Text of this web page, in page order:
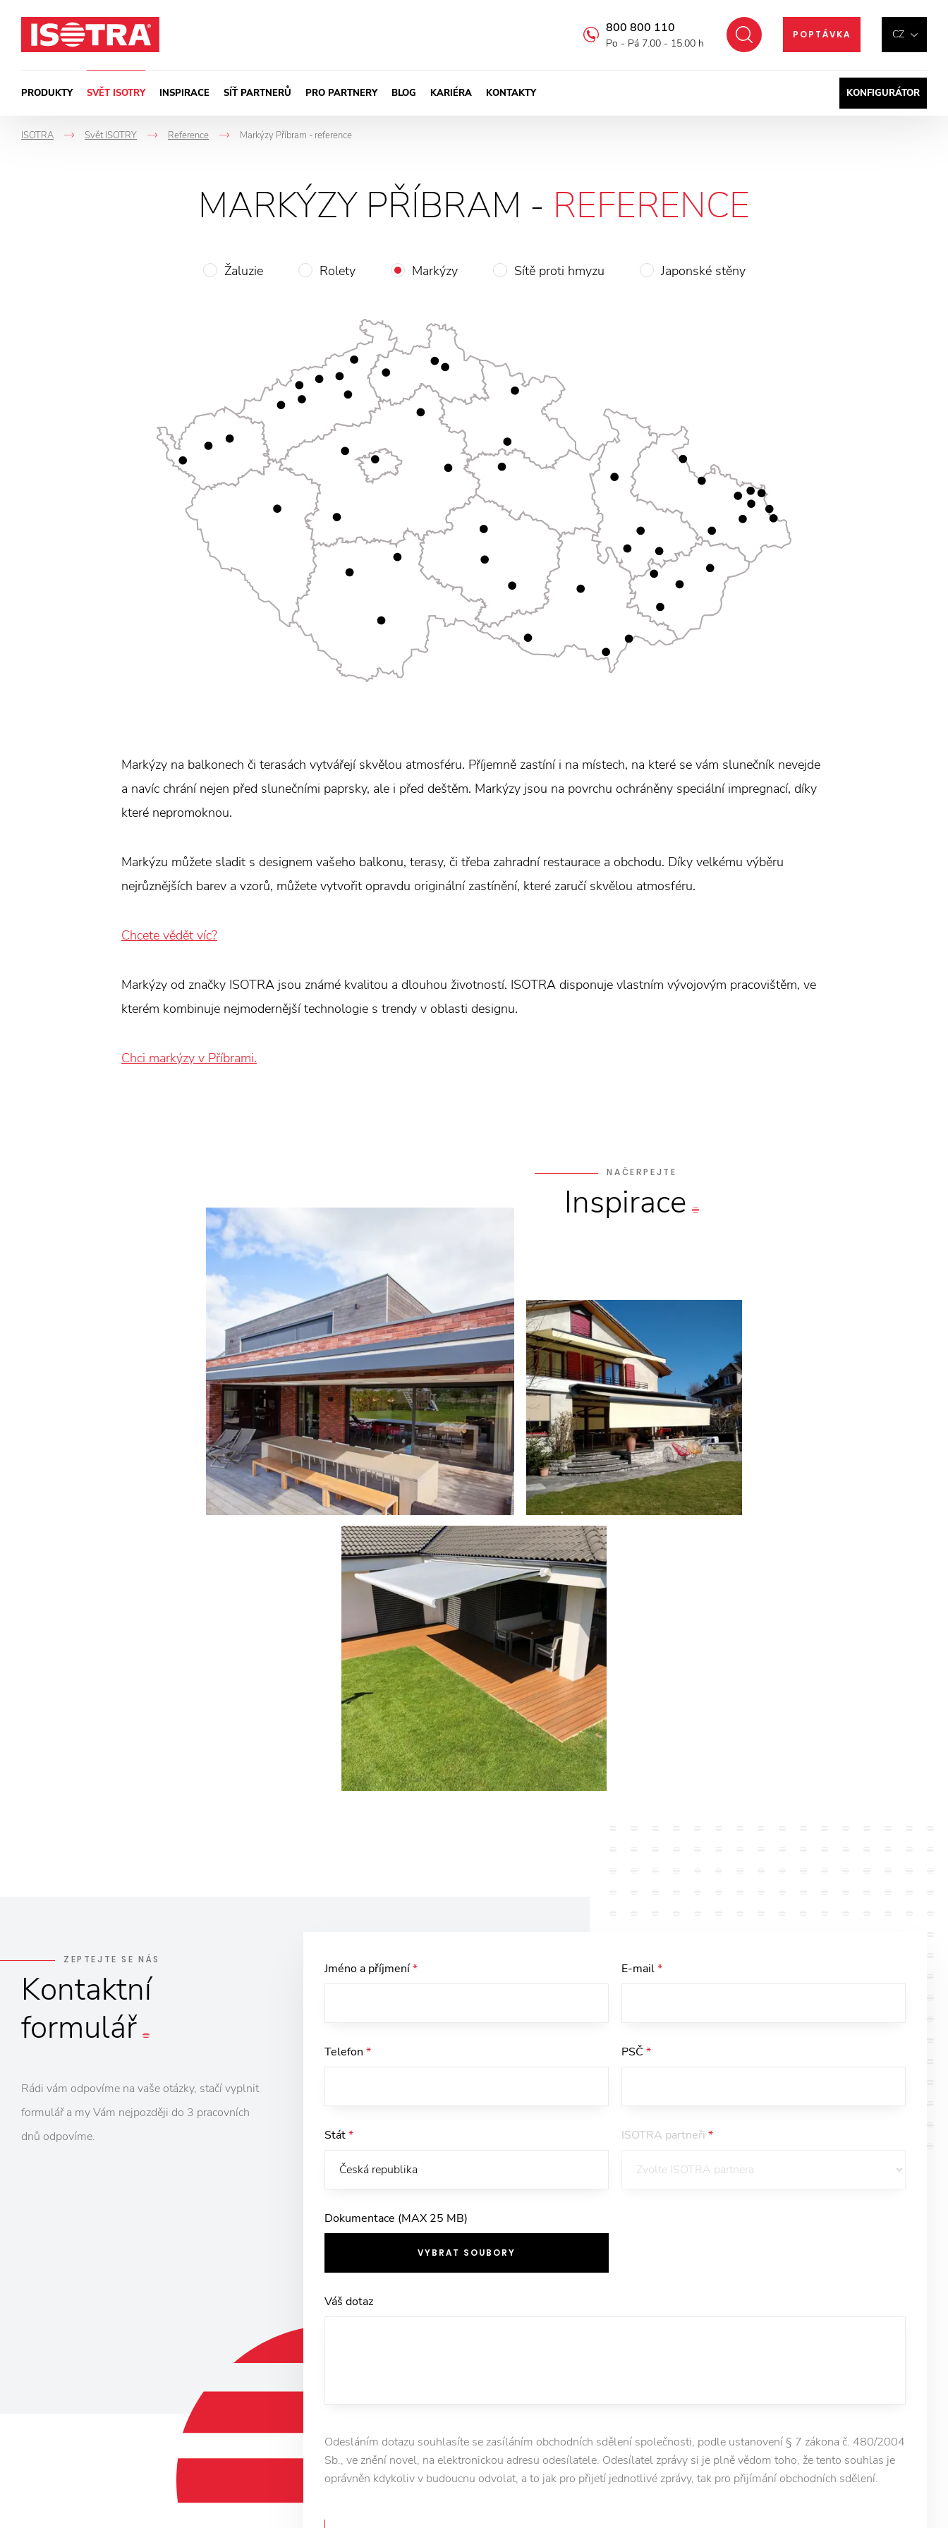
CZ
POPTÁVKA
Hledat
800 800 110
Po - Pá 7.00 - 15.00 h
PRODUKTY SVĚT ISOTRY INSPIRACE SÍŤ PARTNERŮ PRO PARTNERY BLOG KARIÉRA KONTAKTY KONFIGURÁTOR
ISOTRA
->
Svět ISOTRY
->
Reference Markýzy Příbram - reference
MARKÝZY PŘÍBRAM - REFERENCE
Žaluzie Rolety Markýzy Sítě proti hmyzu Japonské stěny
Markýzy na balkonech či terasách vytvářejí skvělou atmosféru. Příjemně zastíní i na místech, na které se vám slunečník nevejde
a navíc chrání nejen před slunečními paprsky, ale i před deštěm. Markýzy jsou na povrchu ochráněny speciální impregnací, díky
které nepromoknou.
Markýzu můžete sladit s designem vašeho balkonu, terasy, či třeba zahradní restaurace a obchodu. Díky velkému výběru
nejrůznějších barev a vzorů, můžete vytvořit opravdu originální zastínění, které zaručí skvělou atmosféru.
Chcete vědět víc?
Markýzy od značky ISOTRA jsou známé kvalitou a dlouhou životností. ISOTRA disponuje vlastním vývojovým pracovištěm, ve
kterém kombinuje nejmodernější technologie s trendy v oblasti designu.
Chci markýzy v Příbrami.
NAČERPEJTE
Inspirace
ZEPTEJTE SE NÁS
Kontaktní
formulář
Rádi vám odpovíme na vaše otázky, stačí vyplnit
formulář a my Vám nejpozději do 3 pracovních
dnů odpovíme.
Jméno a příjmení* E-mail*
Telefon * PSČ*
Stát* ISOTRA partneři*
Dokumentace (MAX 25 MB)
VYBRAT SOUBORY
Váš dotaz
Odesláním dotazu souhlasíte se zasíláním obchodních sdělení společnosti, podle ustanovení § 7 zákona č. 480/2004
Sb., ve znění novel, na elektronickou adresu odesílatele. Odesílatel zprávy si je plně vědom toho, že tento souhlas je
oprávněn kdykoliv v budoucnu odvolat, a to jak pro přijetí jednotlivé zprávy, tak pro přijímání obchodních sdělení.